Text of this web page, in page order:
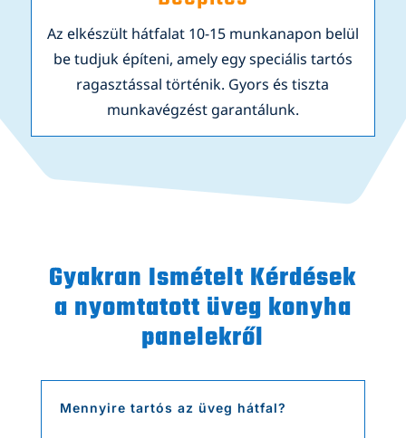
Az elkészült hátfalat 10-15 munkanapon belül
be tudjuk építeni, amely egy speciális tartós
ragasztással történik. Gyors és tiszta
munkavégzést garantálunk.
Gyakran Ismételt Kérdések
a nyomtatott üveg konyha
panelekről
Mennyire tartós az üveg hátfal?